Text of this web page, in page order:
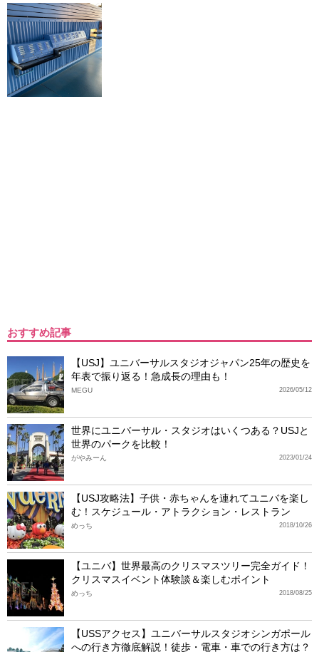
おすすめ記事
【USJ】ユニバーサルスタジオジャパン25年の歴史を
年表で振り返る！急成長の理由も！
2026/05/12
MEGU
世界にユニバーサル・スタジオはいくつある？USJと
世界のパークを比較！
2023/01/24
がやみーん
【USJ攻略法】子供・赤ちゃんを連れてユニバを楽し
む！スケジュール・アトラクション・レストラン
2018/10/26
めっち
【ユニバ】世界最高のクリスマスツリー完全ガイド！
クリスマスイベント体験談＆楽しむポイント
2018/08/25
めっち
【USSアクセス】ユニバーサルスタジオシンガポール
への行き方徹底解説！徒歩・電車・車での行き方は？